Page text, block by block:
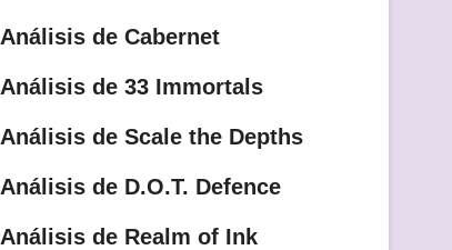
Análisis de Cabernet
Análisis de 33 Immortals
Análisis de Scale the Depths
Análisis de D.O.T. Defence
Análisis de Realm of Ink